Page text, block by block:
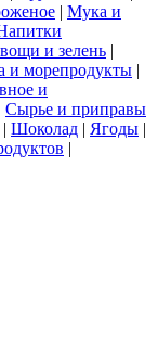
| Мука и
и зелень |
и морепродукты |
и
Сырье и приправы
| Шоколад | Ягоды |
|